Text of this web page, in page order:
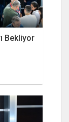
Bekliyor